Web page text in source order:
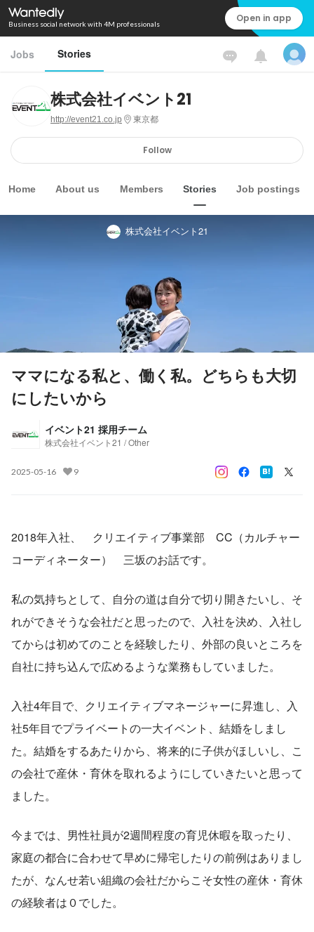
Business social network with 4M professionals Open in app
Jobs Stories
株式会社イベント21
http://event21.co.jp 東京都
Follow
Home About us Members Stories Job postings
株式会社イベント21
ママになる私と、働く私。どちらも大切
にしたいから
イベント21 採用チーム
株式会社イベント21 / Other
2025-05-16 9
2018年入社、　クリエイティブ事業部　CC（カルチャー
コーディネーター）　三坂のお話です。
私の気持ちとして、自分の道は自分で切り開きたいし、そ
れができそうな会社だと思ったので、入社を決め、入社し
てからは初めてのことを経験したり、外部の良いところを
自社に持ち込んで広めるような業務もしていました。
入社4年目で、クリエイティブマネージャーに昇進し、入
社5年目でプライベートの一大イベント、結婚をしまし
た。結婚をするあたりから、将来的に子供がほしいし、こ
の会社で産休・育休を取れるようにしていきたいと思って
ました。
今までは、男性社員が2週間程度の育児休暇を取ったり、
家庭の都合に合わせて早めに帰宅したりの前例はありまし
たが、なんせ若い組織の会社だからこそ女性の産休・育休
の経験者は０でした。